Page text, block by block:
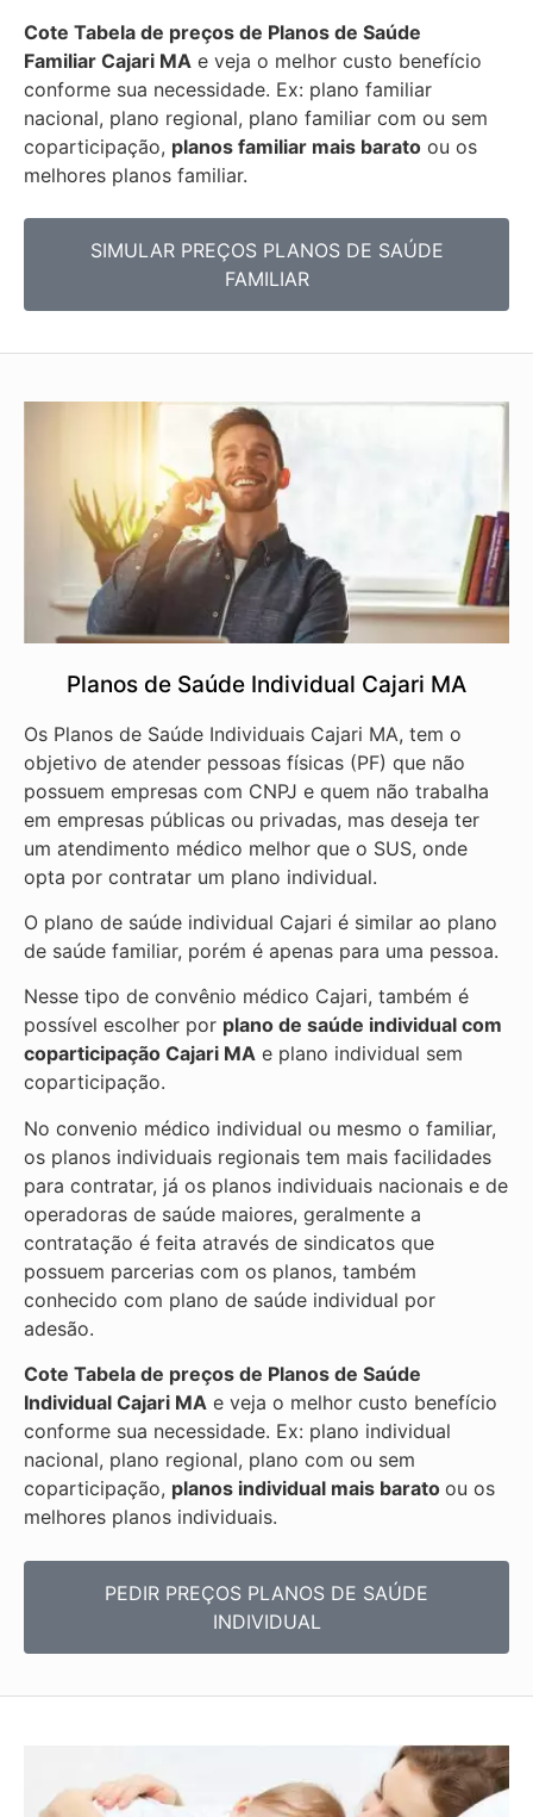
Cote Tabela de preços de Planos de Saúde
Familiar Cajari MA e veja o melhor custo benefício
conforme sua necessidade. Ex: plano familiar
nacional, plano regional, plano familiar com ou sem
coparticipação, planos familiar mais barato ou os
melhores planos familiar.
SIMULAR PREÇOS PLANOS DE SAÚDE
FAMILIAR
Planos de Saúde Individual Cajari MA
Os Planos de Saúde Individuais Cajari MA, tem o
objetivo de atender pessoas físicas (PF) que não
possuem empresas com CNPJ e quem não trabalha
em empresas públicas ou privadas, mas deseja ter
um atendimento médico melhor que o SUS, onde
opta por contratar um plano individual.
O plano de saúde individual Cajari é similar ao plano
de saúde familiar, porém é apenas para uma pessoa.
Nesse tipo de convênio médico Cajari, também é
possível escolher por plano de saúde individual com
coparticipação Cajari MA e plano individual sem
coparticipação.
No convenio médico individual ou mesmo o familiar,
os planos individuais regionais tem mais facilidades
para contratar, já os planos individuais nacionais e de
operadoras de saúde maiores, geralmente a
contratação é feita através de sindicatos que
possuem parcerias com os planos, também
conhecido com plano de saúde individual por
adesão.
Cote Tabela de preços de Planos de Saúde
Individual Cajari MA e veja o melhor custo benefício
conforme sua necessidade. Ex: plano individual
nacional, plano regional, plano com ou sem
coparticipação, planos individual mais barato ou os
melhores planos individuais.
PEDIR PREÇOS PLANOS DE SAÚDE
INDIVIDUAL